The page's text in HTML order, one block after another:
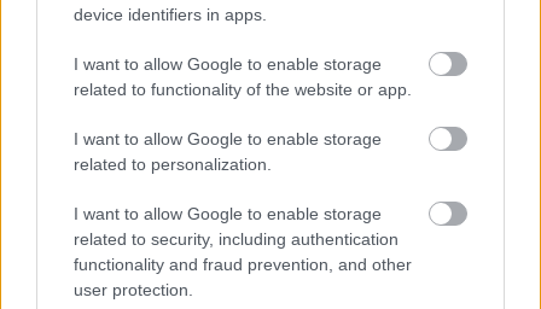
device identifiers in apps.
I want to allow Google to enable storage
related to functionality of the website or app.
I want to allow Google to enable storage
related to personalization.
I want to allow Google to enable storage
related to security, including authentication
functionality and fraud prevention, and other
user protection.
"Csak engedjenek át a határon,
jövünk!"
mtothorsi 2020. július 13.
Augusztus 21. és 29. között, a tervezett és már
meghirdetett versenyprogrammal, magas művészi